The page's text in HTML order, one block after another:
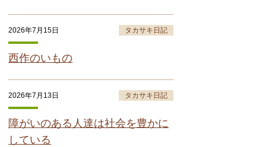
2026年7月15日 タカサキ日記
西作のいもの
2026年7月13日 タカサキ日記
障がいのある人達は社会を豊かに
している